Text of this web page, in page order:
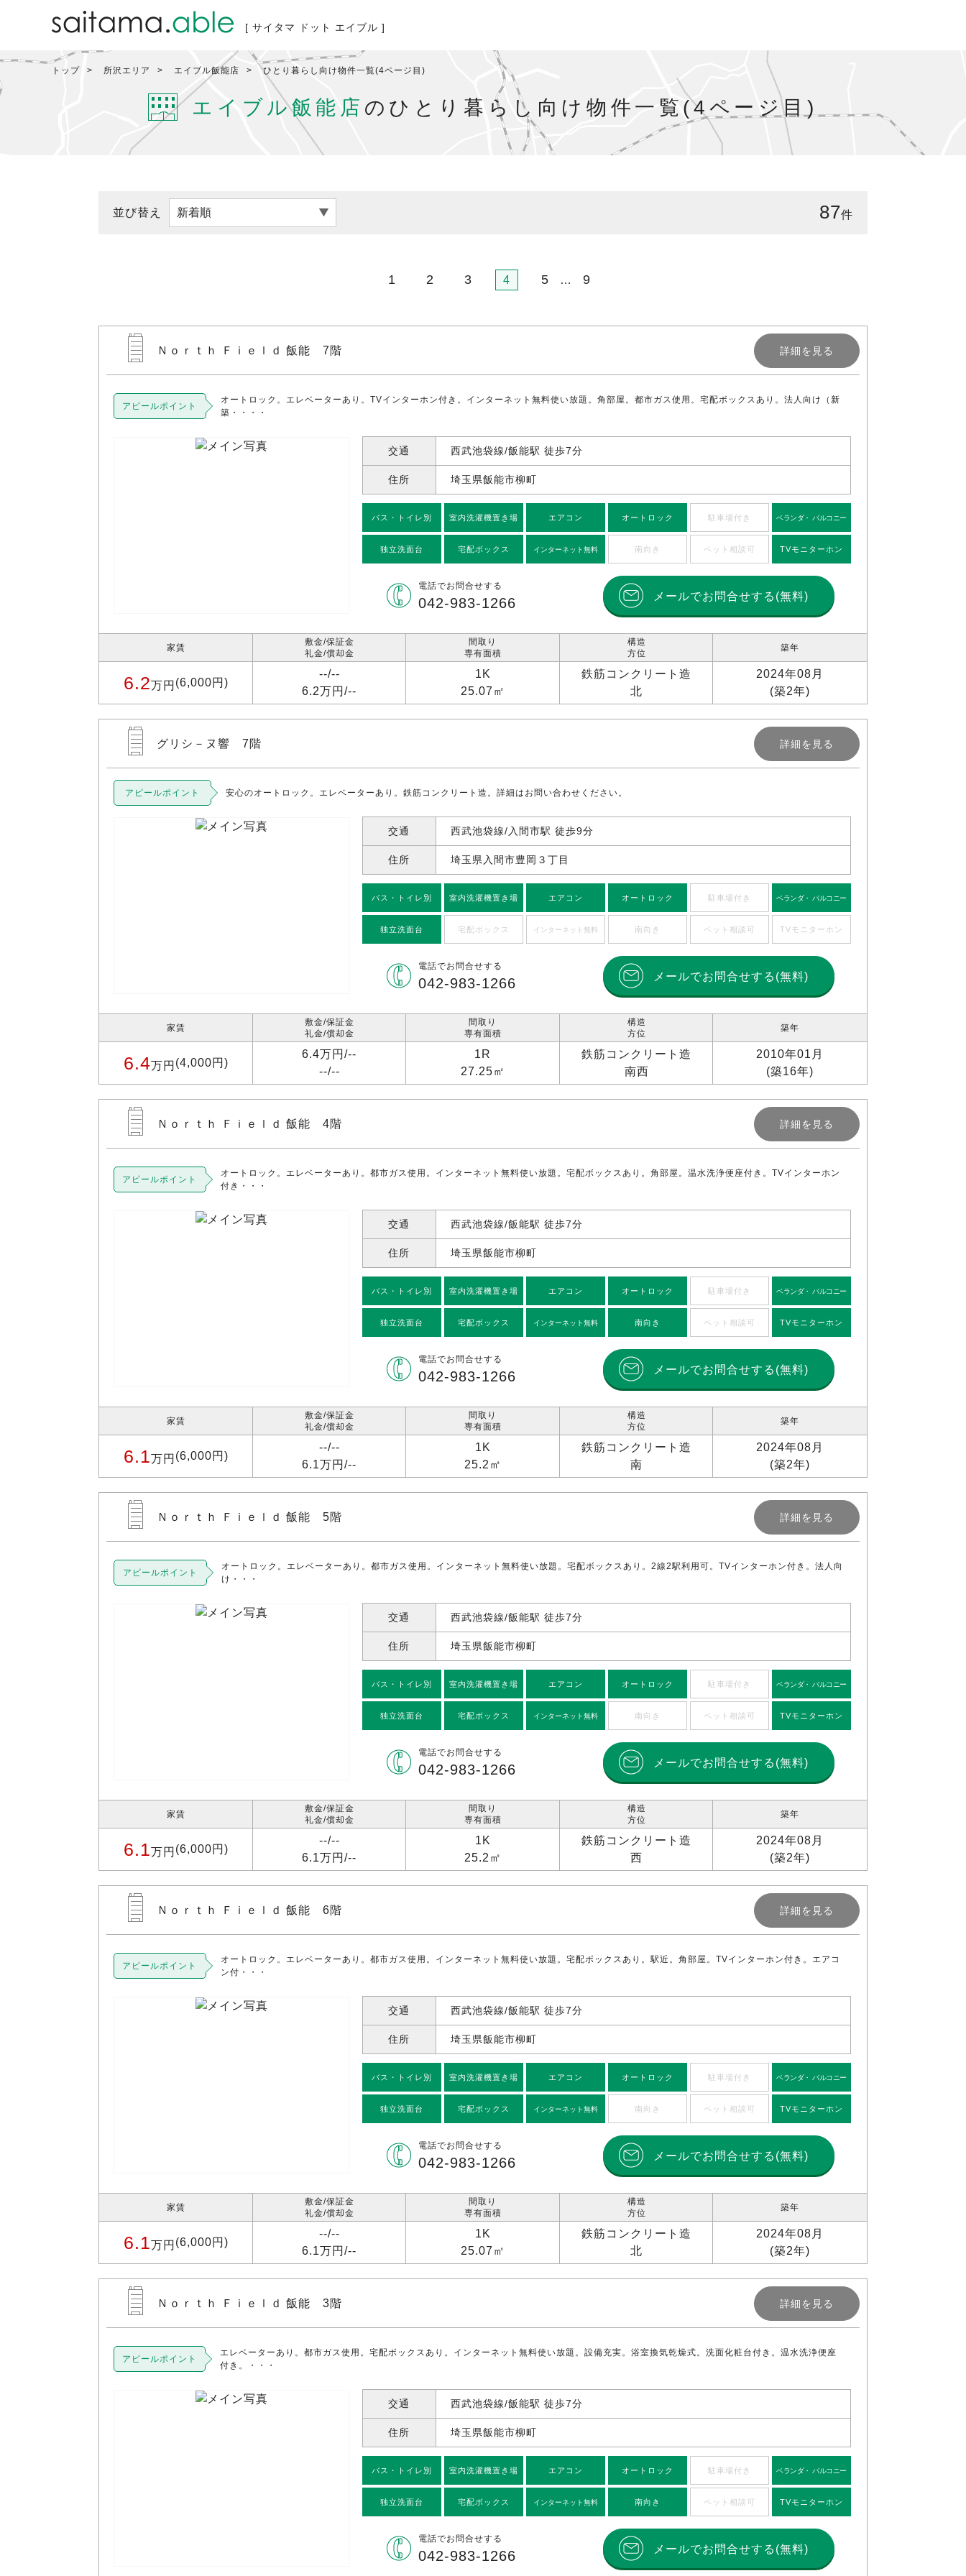
[ サイタマ ドット エイブル ]
トップ 所沢エリア エイブル飯能店 ひとり暮らし向け物件一覧(4ページ目)
エイブル飯能店 のひとり暮らし向け物件一覧(4ページ目)
並び替え 87件
1 2 3 4 5 … 9
Ｎｏｒｔｈ Ｆｉｅｌｄ 飯能 7階 詳細を見る
アピールポイント
オートロック。エレベーターあり。TVインターホン付き。インターネット無料使い放題。角部屋。都市ガス使用。宅配ボックスあり。法人向け（新
築・・・・
交通 西武池袋線/飯能駅 徒歩7分
住所 埼玉県飯能市柳町
バス・トイレ別 室内洗濯機置き場 エアコン オートロック 駐車場付き ベランダ・ バルコニー
独立洗面台 宅配ボックス インターネット無料 南向き ペット相談可 TVモニターホン
電話でお問合せする
042-983-1266 メールでお問合せする(無料)
家賃
6.2万円 (6,000円)
敷金/保証金
礼金/償却金
--/--
6.2万円/--
間取り
専有面積
1K
25.07㎡
構造
方位
鉄筋コンクリート造
北
築年
2024年08月
(築2年)
グリシ－ヌ響 7階 詳細を見る
アピールポイント 安心のオートロック。エレベーターあり。鉄筋コンクリート造。詳細はお問い合わせください。
交通 西武池袋線/入間市駅 徒歩9分
住所 埼玉県入間市豊岡 ３丁目
バス・トイレ別 室内洗濯機置き場 エアコン オートロック 駐車場付き ベランダ・ バルコニー
独立洗面台 宅配ボックス インターネット無料 南向き ペット相談可 TVモニターホン
電話でお問合せする
042-983-1266 メールでお問合せする(無料)
家賃
6.4万円 (4,000円)
敷金/保証金
礼金/償却金
6.4万円/--
--/--
間取り
専有面積
1R
27.25㎡
構造
方位
鉄筋コンクリート造
南西
築年
2010年01月
(築16年)
Ｎｏｒｔｈ Ｆｉｅｌｄ 飯能 4階 詳細を見る
アピールポイント
オートロック。エレベーターあり。都市ガス使用。インターネット無料使い放題。宅配ボックスあり。角部屋。温水洗浄便座付き。TVインターホン
付き・・・
交通 西武池袋線/飯能駅 徒歩7分
住所 埼玉県飯能市柳町
バス・トイレ別 室内洗濯機置き場 エアコン オートロック 駐車場付き ベランダ・ バルコニー
独立洗面台 宅配ボックス インターネット無料 南向き ペット相談可 TVモニターホン
電話でお問合せする
042-983-1266 メールでお問合せする(無料)
家賃
6.1 万円 (6,000円)
敷金/保証金
礼金/償却金
--/--
6.1万円/--
間取り
専有面積
1K
25.2㎡
構造
方位
鉄筋コンクリート造
南
築年
2024年08月
(築2年)
Ｎｏｒｔｈ Ｆｉｅｌｄ 飯能 5階 詳細を見る
アピールポイント
オートロック。エレベーターあり。都市ガス使用。インターネット無料使い放題。宅配ボックスあり。2線2駅利用可。TVインターホン付き。法人向
け・・・
交通 西武池袋線/飯能駅 徒歩7分
住所 埼玉県飯能市柳町
バス・トイレ別 室内洗濯機置き場 エアコン オートロック 駐車場付き ベランダ・ バルコニー
独立洗面台 宅配ボックス インターネット無料 南向き ペット相談可 TVモニターホン
電話でお問合せする
042-983-1266 メールでお問合せする(無料)
家賃
6.1 万円 (6,000円)
敷金/保証金
礼金/償却金
--/--
6.1万円/--
間取り
専有面積
1K
25.2㎡
構造
方位
鉄筋コンクリート造
西
築年
2024年08月
(築2年)
Ｎｏｒｔｈ Ｆｉｅｌｄ 飯能 6階 詳細を見る
アピールポイント
オートロック。エレベーターあり。都市ガス使用。インターネット無料使い放題。宅配ボックスあり。駅近。角部屋。TVインターホン付き。エアコ
ン付・・・
交通 西武池袋線/飯能駅 徒歩7分
住所 埼玉県飯能市柳町
バス・トイレ別 室内洗濯機置き場 エアコン オートロック 駐車場付き ベランダ・ バルコニー
独立洗面台 宅配ボックス インターネット無料 南向き ペット相談可 TVモニターホン
電話でお問合せする
042-983-1266 メールでお問合せする(無料)
家賃
6.1 万円 (6,000円)
敷金/保証金
礼金/償却金
--/--
6.1万円/--
間取り
専有面積
1K
25.07㎡
構造
方位
鉄筋コンクリート造
北
築年
2024年08月
(築2年)
Ｎｏｒｔｈ Ｆｉｅｌｄ 飯能 3階 詳細を見る
アピールポイント
エレベーターあり。都市ガス使用。宅配ボックスあり。インターネット無料使い放題。設備充実。浴室換気乾燥式。洗面化粧台付き。温水洗浄便座
付き。・・・
交通 西武池袋線/飯能駅 徒歩7分
住所 埼玉県飯能市柳町
バス・トイレ別 室内洗濯機置き場 エアコン オートロック 駐車場付き ベランダ・ バルコニー
独立洗面台 宅配ボックス インターネット無料 南向き ペット相談可 TVモニターホン
電話でお問合せする
042-983-1266 メールでお問合せする(無料)